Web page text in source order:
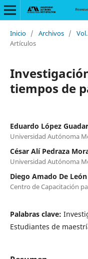
Inicio / Archivos /
Artículos
tiempos de
Eduardo López
Universidad Autónoma
César Alí Pedraza
Universidad Autónoma
Diego Amado De
Centro de Capacitación
Palabras clave:
Estudiantes de